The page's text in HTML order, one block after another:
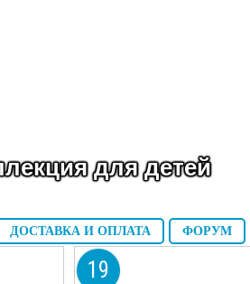
для детей
ДОСТАВКА И ОПЛАТА ФОРУМ
19